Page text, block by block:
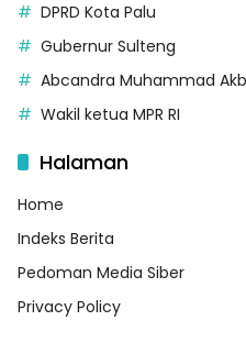
DPRD Kota Palu
Gubernur Sulteng
Abcandra Muhammad
Wakil ketua MPR RI
Halaman
Home
Indeks Berita
Pedoman Media Siber
Privacy Policy